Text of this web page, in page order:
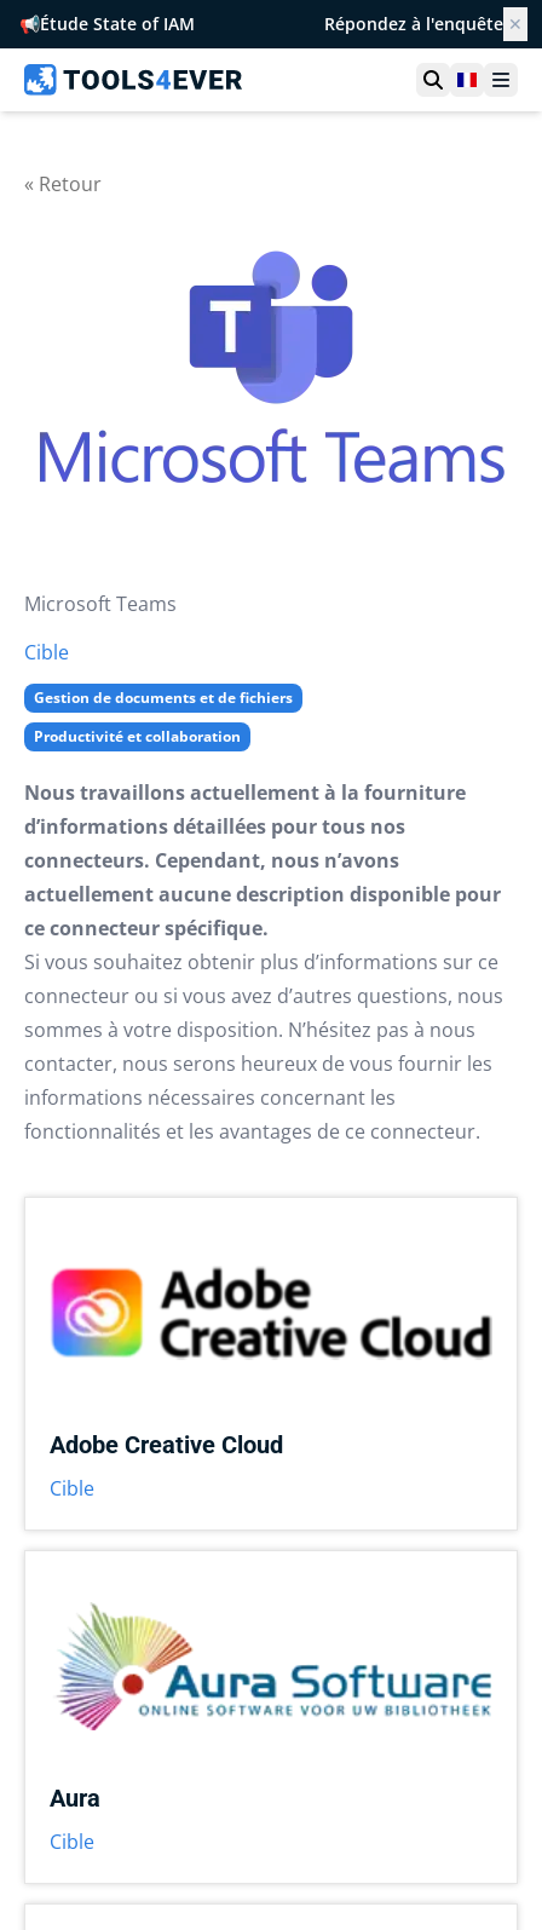
📢Étude State of IAM Répondez à l'enquête ✕
Ouvrir la
France
« Retour
Microsoft Teams
Cible
Gestion de documents et de fichiers
Productivité et collaboration
Nous travaillons actuellement à la fourniture
d’informations détaillées pour tous nos
connecteurs. Cependant, nous n’avons
actuellement aucune description disponible pour
ce connecteur spécifique.
Si vous souhaitez obtenir plus d’informations sur ce
connecteur ou si vous avez d’autres questions, nous
sommes à votre disposition. N’hésitez pas à nous
contacter, nous serons heureux de vous fournir les
informations nécessaires concernant les
fonctionnalités et les avantages de ce connecteur.
Adobe Creative Cloud
Cible
Aura
Cible